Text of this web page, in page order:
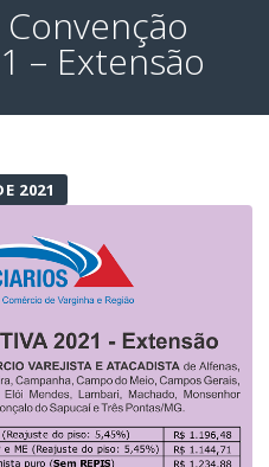
– Extensão
2021